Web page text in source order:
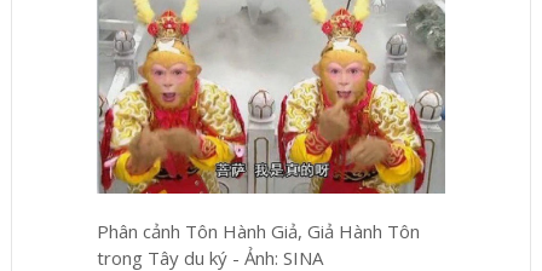
Phân cảnh Tôn Hành Giả, Giả Hành Tôn
trong Tây du ký - Ảnh: SINA